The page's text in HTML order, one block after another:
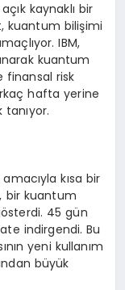
kaynaklı bir
kuantum bilişimi
IBM,
kuantum
finansal risk
hafta yerine
kısa bir
bir kuantum
45 gün
indirgendi. Bu
yeni kullanım
büyük